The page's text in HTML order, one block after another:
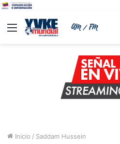
Menu
Inicio / Saddam Hussein